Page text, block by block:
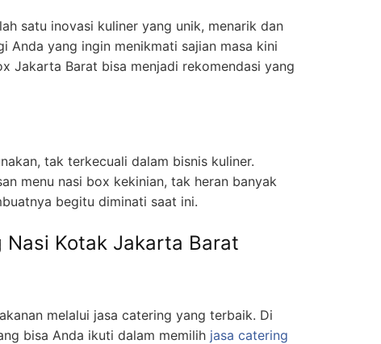
satu inovasi kuliner yang unik, menarik dan
Anda yang ingin menikmati sajian masa kini
Jakarta Barat bisa menjadi rekomendasi yang
tak terkecuali dalam bisnis kuliner.
menu nasi box kekinian, tak heran banyak
begitu diminati saat ini.
Nasi Kotak Jakarta Barat
melalui jasa catering yang terbaik. Di
bisa Anda ikuti dalam memilih jasa catering